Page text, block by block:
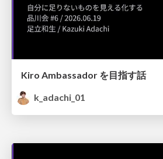
Kiro Ambassador を目指す話
k_adachi_01